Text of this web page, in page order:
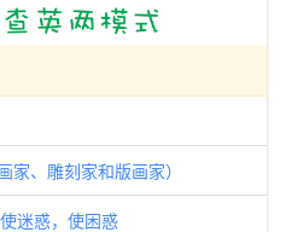
、雕刻家和版画家）
迷惑，使困惑